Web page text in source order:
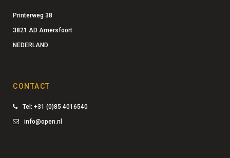
Printerweg 38
3821 AD Amersfoort
NEDERLAND
CONTACT
Tel: +31 (0)85 4016540
info@open.nl